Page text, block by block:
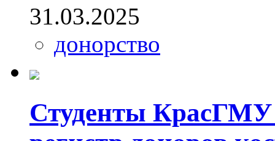
31.03.2025
донорство
Студенты КрасГМУ